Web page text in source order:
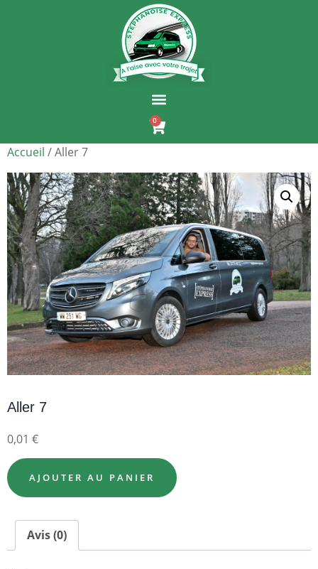
0
Accueil / Aller 7
Aller 7
0,01 €
AJOUTER AU PANIER
Avis (0)